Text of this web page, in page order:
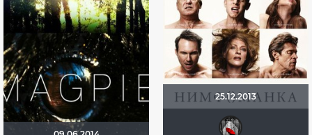
25.12.2013